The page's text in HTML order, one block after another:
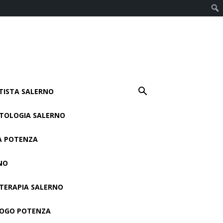
SALERNO
SALERNO
POTENZA
SALERNO
POTENZA